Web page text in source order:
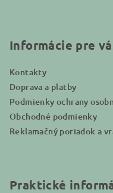
Informácie pre
Kontakty
Doprava a platby
Podmienky ochrany
Obchodné podmienky
Reklamačný poriadok a
Praktické